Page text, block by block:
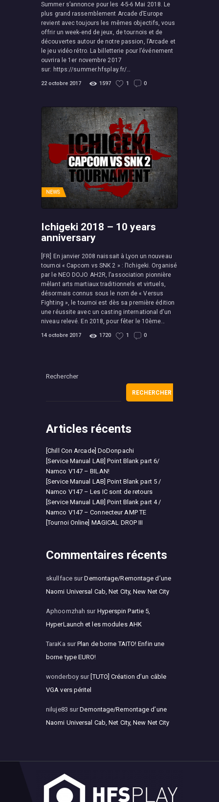
Summer s’annonce pour les 4-5-6 Mai 2018. Le
plus grand rassemblement Arcade d’Europe
revient avec toujours les mêmes objectifs, vous
offrir un week-end de jeux, de tournois et de
découvertes autour de notre passion, l’Arcade et
le jeu vidéo rétro. La billetterie pour l’événement
ouvrira le 1er novembre 2017
sur: https://summer.hfsplay.fr/…
22 octobre 2017 1597 1 0
NEWS
Ichigeki 2018 – 10 years
anniversary
[FR] En janvier 2008 naissait à Lyon un nouveau
tournoi « Capcom vs SNK 2 » : l’Ichigeki. Organisé
par le NEO DOJO AH2R, l’association pionnière
mêlant arts martiaux traditionnels et virtuels,
désormais connus sous le nom de « Versus
Fighting », le tournoi est dès sa première édition
une réussite avec un casting international d’un
niveau relevé. En 2018, pour fêter le 10ème…
14 octobre 2017 1720 1 0
Rechercher
RECHERCHER
Articles récents
[Chill Con Arcade] DoDonpachi
[Service Manual LAB] Point Blank part 6/
Namco V147 – BILAN!
[Service Manual LAB] Point Blank part 5 /
Namco V147 – Les IC sont de retours
[Service Manual LAB] Point Blank part 4 /
Namco V147 – Connecteur AMP TE
[Tournoi Online] MAGICAL DROP III
Commentaires récents
skullfacesurDemontage/Remontage d’une
Naomi Universal Cab, Net City, New Net City
Aphoomzhah sur Hyperspin Partie 5,
HyperLaunch et les modules AHK
TaraKa surPlan de borne TAITO! Enfin une
borne type EURO!
wonderboysur [TUTO] Création d’un câble
VGA vers péritel
niluje83 surDemontage/Remontage d’une
Naomi Universal Cab, Net City, New Net City